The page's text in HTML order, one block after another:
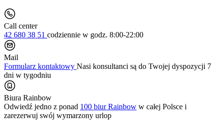
Call center
42 680 38 51 codziennie w godz. 8:00-22:00
Mail
Formularz kontaktowy Nasi konsultanci są do Twojej dyspozycji 7
dni w tygodniu
Biura Rainbow
Odwiedź jedno z ponad 100 biur Rainbow w całej Polsce i
zarezerwuj swój wymarzony urlop